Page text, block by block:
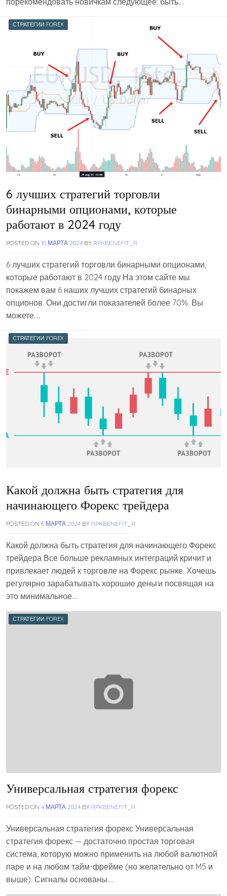
СТРАТЕГИИ FOREX
6 лучших стратегий торговли
бинарными опционами, которые
работают в 2024 году
POSTED ON 10 МАРТА 2024 BY RPKBENEFIT_R
6 лучших стратегий торговли бинарными опционами,
которые работают в 2024 году На этом сайте мы
покажем вам 6 наших лучших стратегий бинарных
опционов. Они достигли показателей более 70%. Вы
можете….
СТРАТЕГИИ FOREX
Какой должна быть стратегия для
начинающего Форекс трейдера
POSTED ON 6 МАРТА 2024 BY RPKBENEFIT_R
Какой должна быть стратегия для начинающего Форекс
трейдера Все больше рекламных интеграций кричит и
привлекает людей к торговле на Форекс рынке. Хочешь
регулярно зарабатывать хорошие деньги посвящая на
это минимальное….
СТРАТЕГИИ FOREX
Универсальная стратегия форекс
POSTED ON 4 МАРТА 2024 BY RPKBENEFIT_R
Универсальная стратегия форекс Универсальная
стратегия форекс — достаточно простая торговая
система, которую можно применить на любой валютной
паре и на любом тайм-фрейме (но желательно от M5 и
выше). Сигналы основаны….